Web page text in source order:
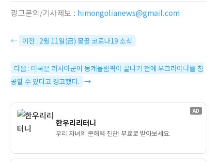
광고문의/기사제보 : himongolianews@gmail.com
← 이전 : 2월 11일(금) 몽골 코로나19 소식
다음 : 미국은 러시아군이 동계올림픽이 끝나기 전에 우크라이나를 침
공할 수 있다고 경고했다. →
AD
한우리리터니
우리 자녀의 문해력 진단! 무료로 받아보세요.